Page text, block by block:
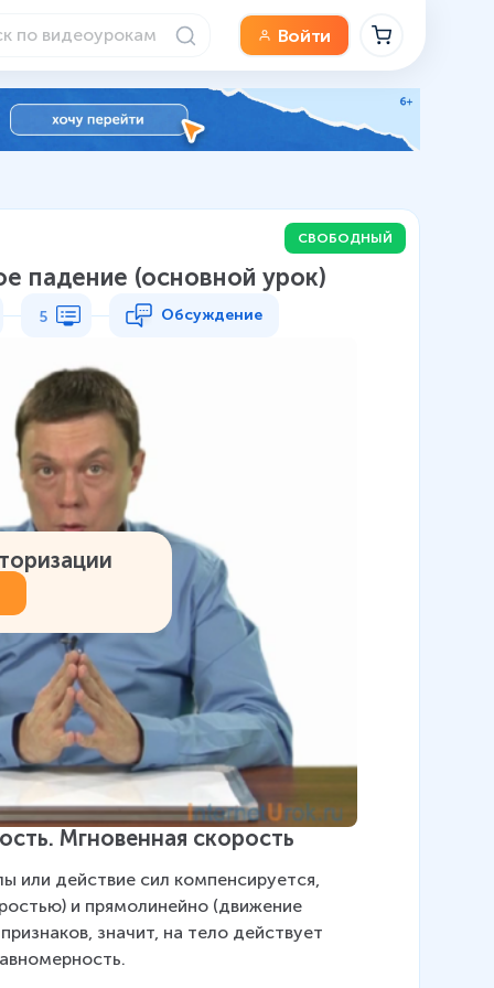
Войти
СВОБОДНЫЙ
падение (основной урок)
5 Обсуждение
Мгновенная скорость
или действие сил компенсируется,
и прямолинейно (движение
значит, на тело действует